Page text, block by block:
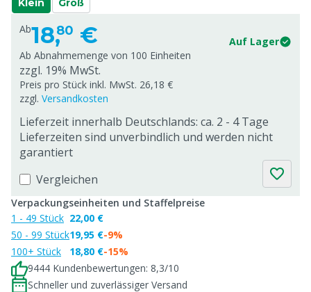
Klein Groß
Ab18,80 €
Auf Lager
Ab Abnahmemenge von 100 Einheiten
zzgl. 19% MwSt.
Preis pro Stück inkl. MwSt. 26,18 €
zzgl. Versandkosten
Lieferzeit innerhalb Deutschlands: ca. 2 - 4 Tage
Lieferzeiten sind unverbindlich und werden nicht
garantiert
Vergleichen
Verpackungseinheiten und Staffelpreise
1 - 49 Stück
50 - 99 Stück
100+ Stück
22,00 €
19,95 €
18,80 €
-9%
-15%
9444 Kundenbewertungen: 8,3/10
Schneller und zuverlässiger Versand